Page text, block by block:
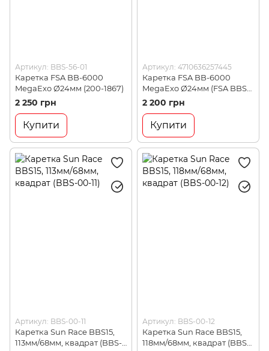
Артикул: BBS-56-01
Каретка FSA BB-6000
MegaExo Ø24мм (200-1867)
2 250 грн
Купити
Артикул: 4710636257445
Каретка FSA BB-6000
MegaExo Ø24мм (FSA BBS-
56-01)
2 200 грн
Купити
Артикул: BBS-00-11
Каретка Sun Race BBS15,
113мм/68мм, квадрат (BBS-
Артикул: BBS-00-12
Каретка Sun Race BBS15,
118мм/68мм, квадрат (BBS-